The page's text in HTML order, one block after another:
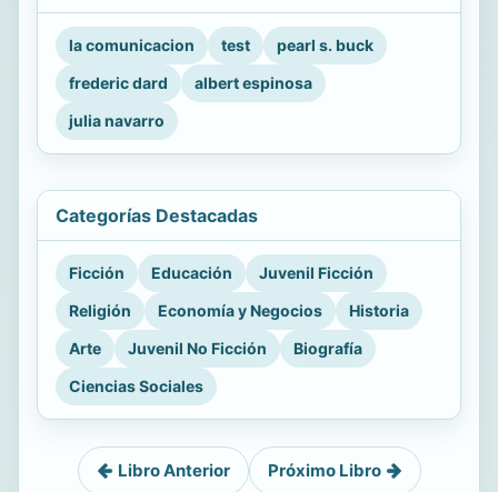
la comunicacion test
pearl s. buck
frederic dard
albert espinosa
julia navarro
Categorías Destacadas
Ficción Educación
Juvenil Ficción
Religión
Economía y Negocios
Historia
Arte
Juvenil No Ficción
Biografía
Ciencias Sociales
Libro Anterior Próximo Libro